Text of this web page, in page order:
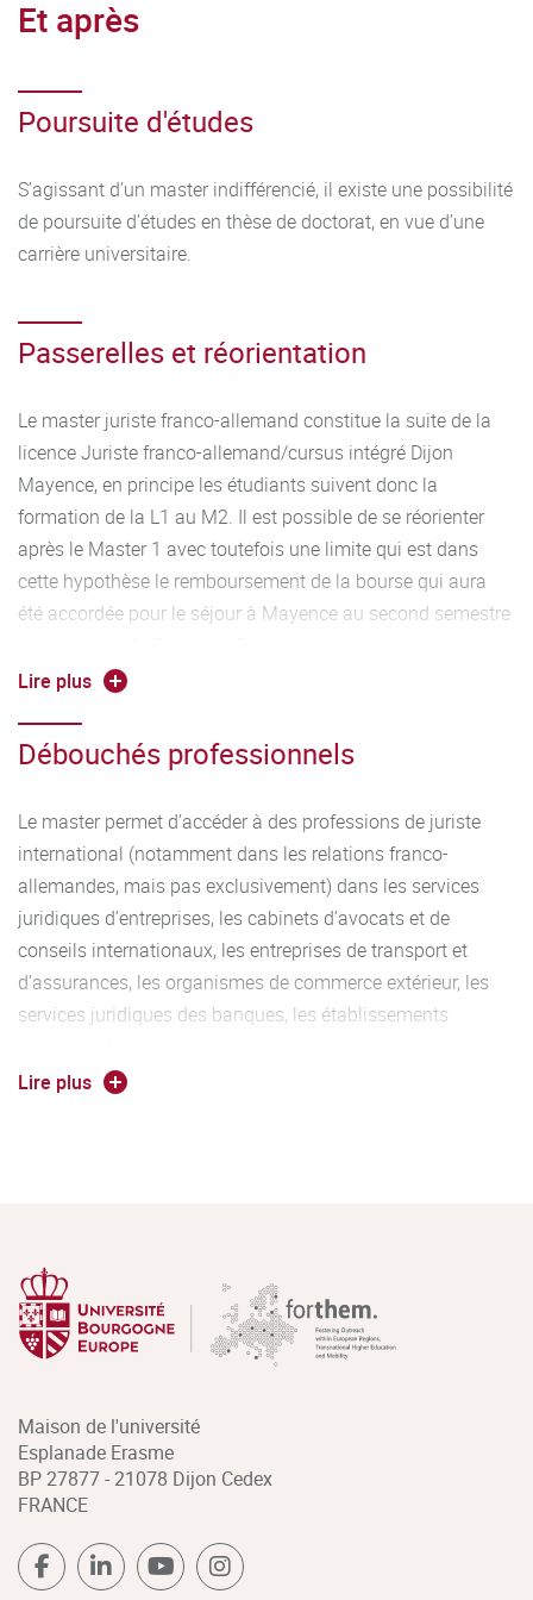
d’acquis.
de la formation
continue de l’université (03.80.39.51.80)
Les étudiants qui n’ont pas validé leur année de M1
au redoublement mais ils pourront soumettre leur
candidature à la commission de sélection de M1 après
ou au président de la commission dans les temps requis.
Et après
Poursuite d'études
S’agissant d’un master indifférencié, il existe une possibilité
de poursuite d’études en thèse de doctorat, en vue d’une
carrière universitaire.
Passerelles et réorientation
Le master juriste franco-allemand constitue la suite de la
licence Juriste franco-allemand/cursus intégré Dijon
Mayence, en principe les étudiants suivent donc la
formation de la L1 au M2. Il est possible de se réorienter
après le Master 1 avec toutefois une limite qui est dans
cette hypothèse le remboursement de la bourse qui aura
été accordée pour le séjour à Mayence au second semestre
Sous cette réserve, le master 1 peut permettre de postuler
dans d’autres masters, notamment spécialisés en droit
international, droit européen et droit du commerce
également possible de se réorienter vers des masters
spécialisés en droit des affaires ou en droit notarial. En
revanche la réorientation dans les masters en droit public
paraît compromise, le Master Juriste franco-allemand étant
un master de droit privé.
Lire plus
Débouchés professionnels
Le master permet d’accéder à des professions de juriste
international (notamment dans les relations franco-
allemandes, mais pas exclusivement) dans les services
juridiques d’entreprises, les cabinets d’avocats et de
conseils internationaux, les entreprises de transport et
d’assurances, les organismes de commerce extérieur, les
services juridiques des banques, les établissements
européennes. Un étudiant qui choisit une orientation
Lire plus
Maison de l'université
Esplanade Erasme
BP 27877 - 21078 Dijon Cedex
FRANCE